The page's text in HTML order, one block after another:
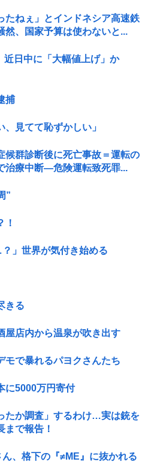
たねぇ」とインドネシア高速鉄
然、国家予算は使わないと...
近日中に「大幅値上げ」か
捕
見てて恥ずかしい」
候群診断後に死亡事故＝運転の
治療中断―危険運転致死罪...
”
！
」世界が気付き始める
きる
屋店内から温泉が吹き出す
モで暴れるパヨクさんたち
に5000万円寄付
たか調査」するわけ…実は銃を
まで報告！
、格下の『≠ME』に抜かれる